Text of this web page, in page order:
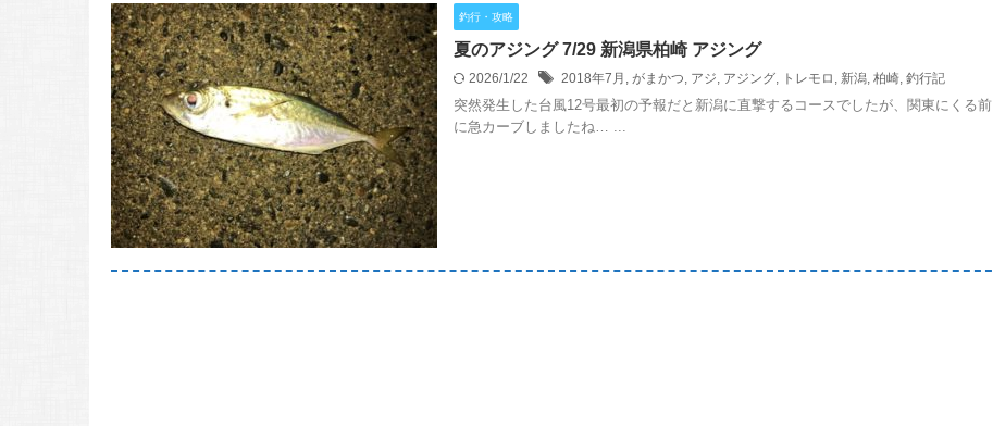
釣行・攻略
夏のアジング 7/29 新潟県柏崎 アジング
2026/1/22 2018年7月 , がまかつ, アジ, アジング, トレモロ , 新潟, 柏崎, 釣行記
突然発生した台風12号最初の予報だと新潟に直撃するコースでしたが、関東にくる前
に急カーブしましたね… ...